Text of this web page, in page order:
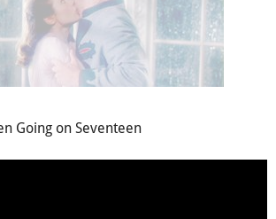
Going on Seventeen